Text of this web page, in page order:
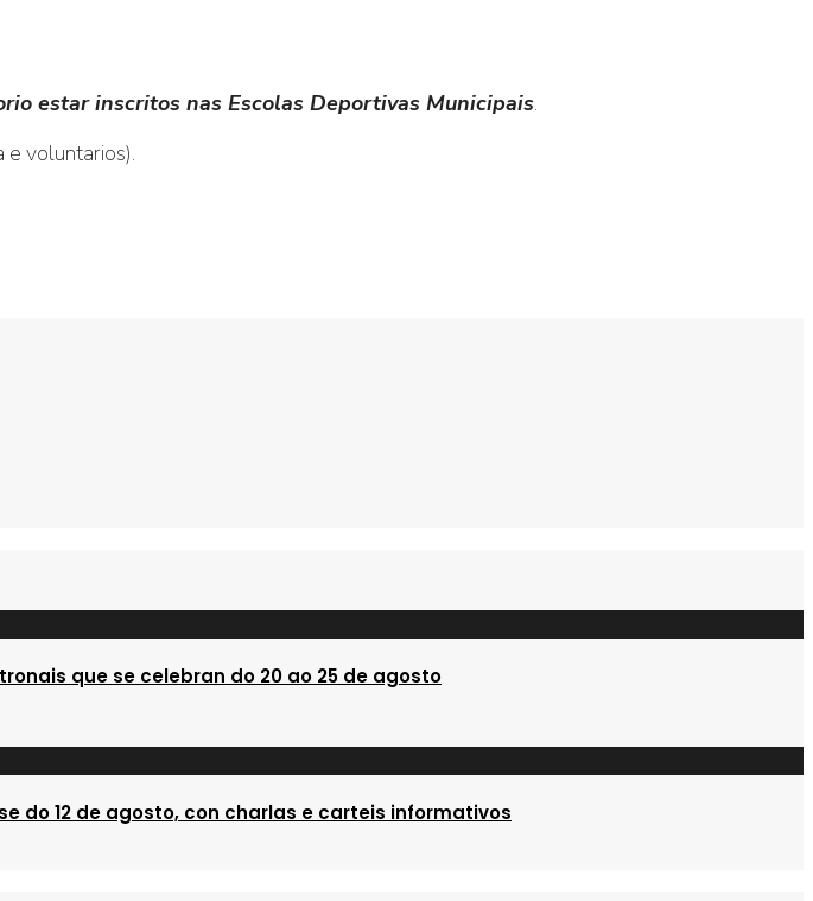
estar inscritos nas Escolas Deportivas Municipais.
e voluntarios).
que se celebran do 20 ao 25 de agosto
12 de agosto, con charlas e carteis informativos